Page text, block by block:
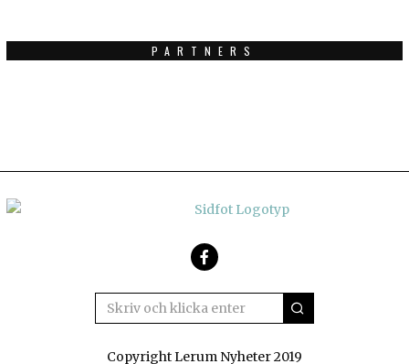
PARTNERS
Copyright Lerum Nyheter 2019